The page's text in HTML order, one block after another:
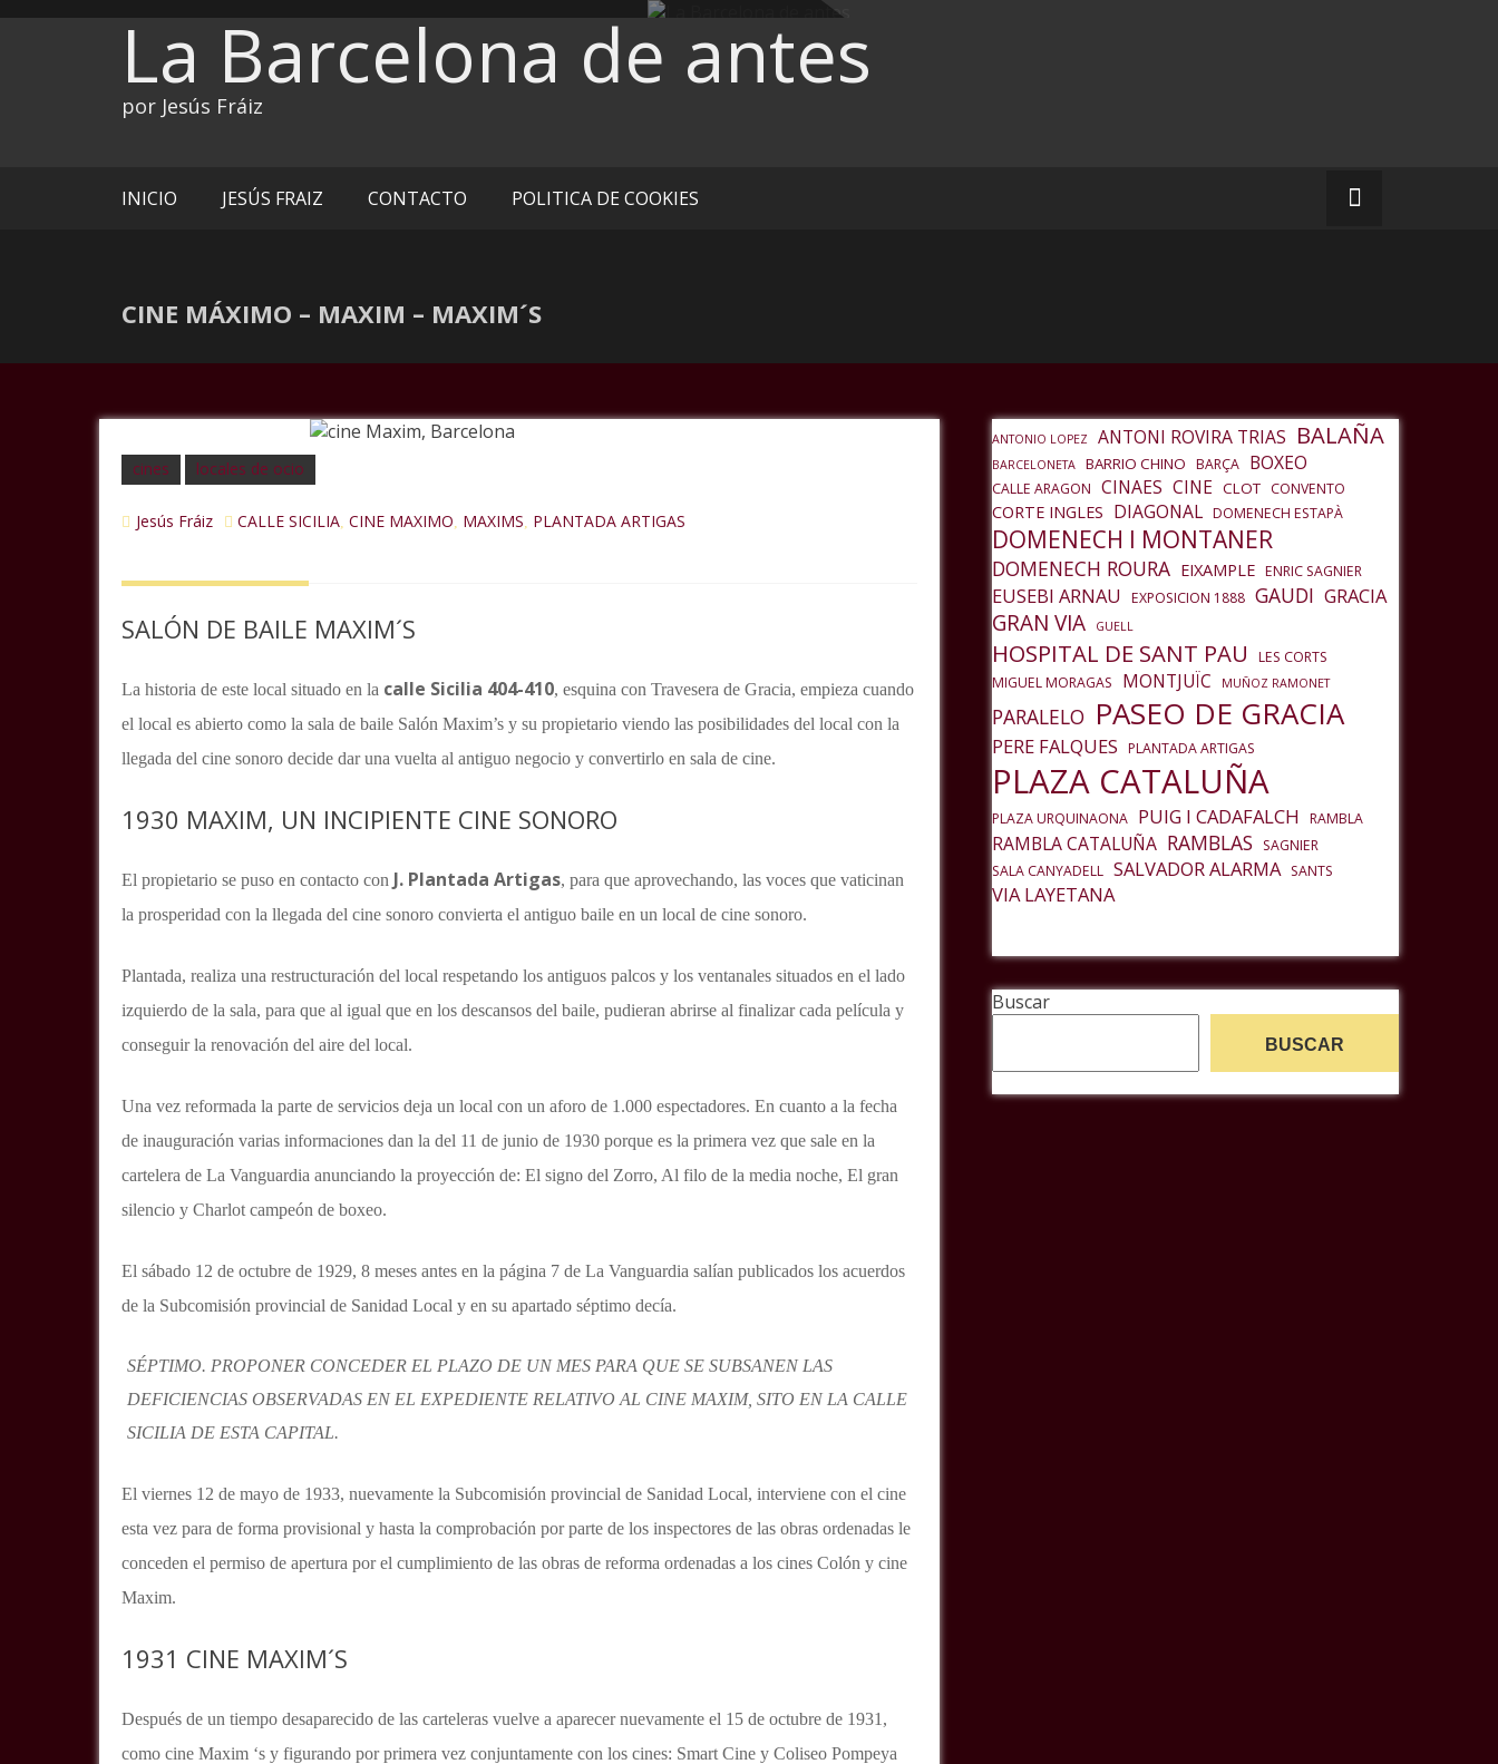
La Barcelona de antes
por Jesús Fráiz
INICIO JESÚS FRAIZ CONTACTO POLITICA DE COOKIES
CINE MÁXIMO – MAXIM – MAXIM´S
cines locales de ocio
Jesús Fráiz CALLE SICILIA, CINE MAXIMO, MAXIMS, PLANTADA ARTIGAS
SALÓN DE BAILE MAXIM´S
La historia de este local situado en la calle Sicilia 404-410, esquina con Travesera de Gracia, empieza cuando
el local es abierto como la sala de baile Salón Maxim’s y su propietario viendo las posibilidades del local con la
llegada del cine sonoro decide dar una vuelta al antiguo negocio y convertirlo en sala de cine.
1930 MAXIM, UN INCIPIENTE CINE SONORO
El propietario se puso en contacto con J. Plantada Artigas, para que aprovechando, las voces que vaticinan
la prosperidad con la llegada del cine sonoro convierta el antiguo baile en un local de cine sonoro.
Plantada, realiza una restructuración del local respetando los antiguos palcos y los ventanales situados en el lado
izquierdo de la sala, para que al igual que en los descansos del baile, pudieran abrirse al finalizar cada película y
conseguir la renovación del aire del local.
Una vez reformada la parte de servicios deja un local con un aforo de 1.000 espectadores. En cuanto a la fecha
de inauguración varias informaciones dan la del 11 de junio de 1930 porque es la primera vez que sale en la
cartelera de La Vanguardia anunciando la proyección de: El signo del Zorro, Al filo de la media noche, El gran
silencio y Charlot campeón de boxeo.
El sábado 12 de octubre de 1929, 8 meses antes en la página 7 de La Vanguardia salían publicados los acuerdos
de la Subcomisión provincial de Sanidad Local y en su apartado séptimo decía.
SÉPTIMO. PROPONER CONCEDER EL PLAZO DE UN MES PARA QUE SE SUBSANEN LAS
DEFICIENCIAS OBSERVADAS EN EL EXPEDIENTE RELATIVO AL CINE MAXIM, SITO EN LA CALLE
SICILIA DE ESTA CAPITAL.
El viernes 12 de mayo de 1933, nuevamente la Subcomisión provincial de Sanidad Local, interviene con el cine
esta vez para de forma provisional y hasta la comprobación por parte de los inspectores de las obras ordenadas le
conceden el permiso de apertura por el cumplimiento de las obras de reforma ordenadas a los cines Colón y cine
Maxim.
1931 CINE MAXIM´S
Después de un tiempo desaparecido de las carteleras vuelve a aparecer nuevamente el 15 de octubre de 1931,
como cine Maxim ‘s y figurando por primera vez conjuntamente con los cines: Smart Cine y Coliseo Pompeya
ANTONIO LOPEZ ANTONI ROVIRA TRIAS BALAÑA
BARCELONETA BARRIO CHINO BARÇA BOXEO
CALLE ARAGON CINAES CINE CLOT CONVENTO
CORTE INGLES DIAGONAL DOMENECH ESTAPÀ
DOMENECH I MONTANER
DOMENECH ROURA EIXAMPLE ENRIC SAGNIER
EUSEBI ARNAU EXPOSICION 1888 GAUDI GRACIA
GRAN VIA GUELL
HOSPITAL DE SANT PAU
LES CORTS
MIGUEL MORAGAS
MONTJUÏC MUÑOZ RAMONET
PARALELO PASEO DE GRACIA
PERE FALQUES PLANTADA ARTIGAS
PLAZA CATALUÑA
PLAZA URQUINAONA PUIG I CADAFALCH RAMBLA
RAMBLA CATALUÑA RAMBLAS
SAGNIER
SALA CANYADELL SALVADOR ALARMA SANTS
VIA LAYETANA
Buscar
BUSCAR